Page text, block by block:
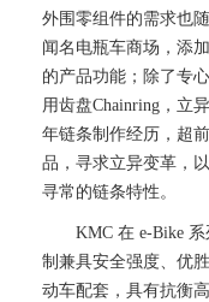
外围零组件的需求也
闻名电瓶车商场，添
的产品功能；除了专
用齿盘Chainring，立
年链条制作经历，超
品，寻求立异变革，
寻常的链条特性。
KMC 在 e-Bike 系
制兼具安全强度、优
动车配套，具有抗衡